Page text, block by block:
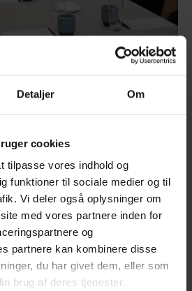
Detaljer Om
cookies
tilpasse vores indhold og
funktioner til sociale medier og til
Vi deler også oplysninger om
med vores partnere inden for
og
partnere kan kombinere disse
du har givet dem, eller som
brug af deres tjenester.
event m.m.
du de perfekte,
til dit møde-/
Alle lokaler er nyrenoverede
AV-udstyr med plads fra